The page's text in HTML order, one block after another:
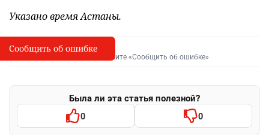
Указано время Астаны.
I
Сообщить об опечатке
Выделите фрагмент и нажмите «Сообщить об ошибке»
Была ли эта статья полезной?
0 0
Сообщить об ошибке